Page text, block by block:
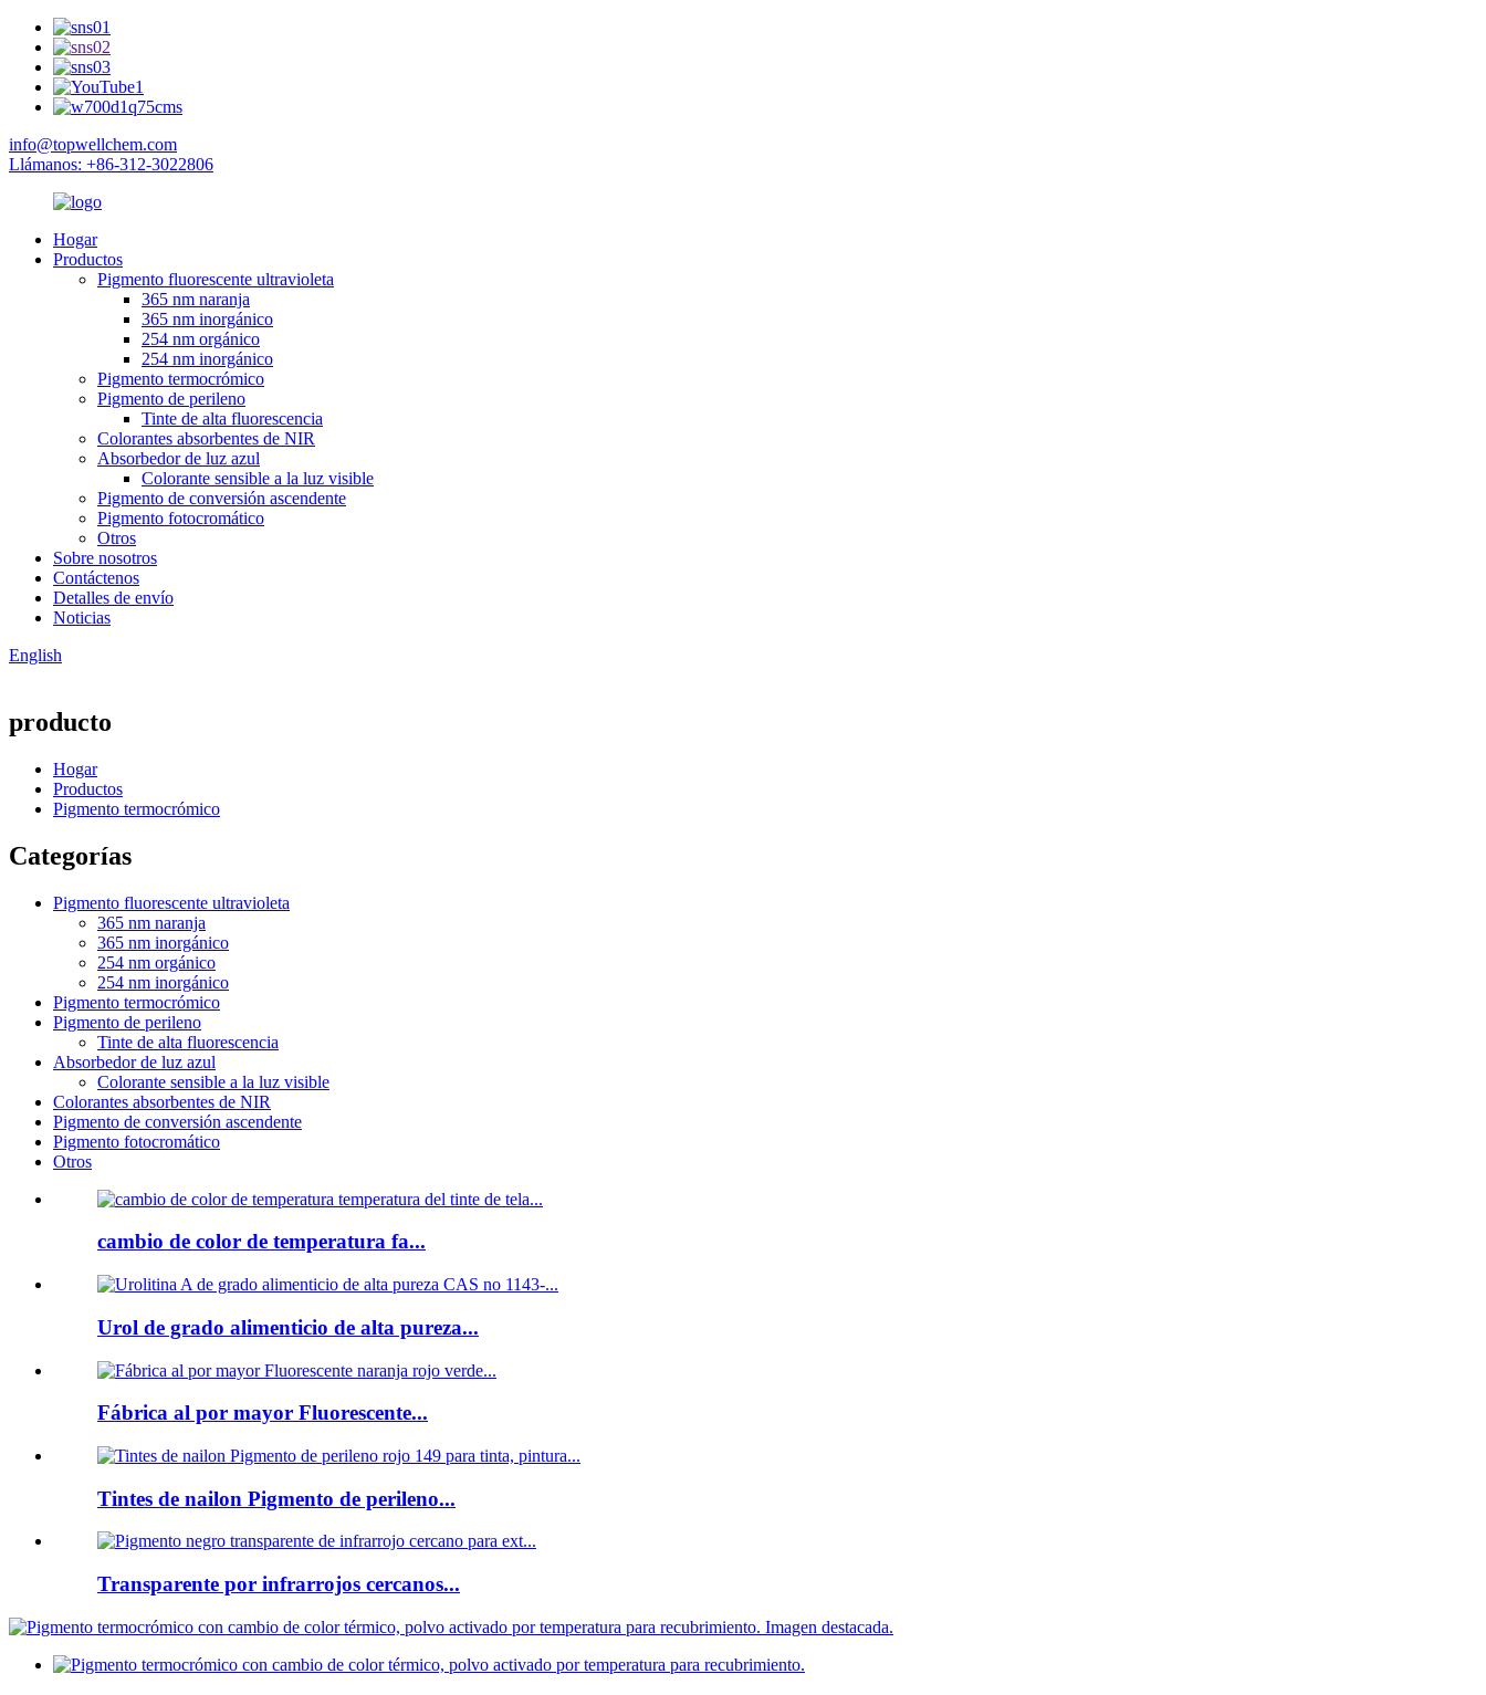
info@topwellchem.com
Llámanos: +86-312-3022806
Hogar
Productos
Pigmento fluorescente ultravioleta
365 nm naranja
365 nm inorgánico
254 nm orgánico
254 nm inorgánico
Pigmento termocrómico
Pigmento de perileno
Tinte de alta fluorescencia
Colorantes absorbentes de NIR
Absorbedor de luz azul
Colorante sensible a la luz visible
Pigmento de conversión ascendente
Pigmento fotocromático
Otros
Sobre nosotros
Contáctenos
Detalles de envío
Noticias
English
producto
Hogar
Productos
Pigmento termocrómico
Categorías
Pigmento fluorescente ultravioleta
365 nm naranja
365 nm inorgánico
254 nm orgánico
254 nm inorgánico
Pigmento termocrómico
Pigmento de perileno
Tinte de alta fluorescencia
Absorbedor de luz azul
Colorante sensible a la luz visible
Colorantes absorbentes de NIR
Pigmento de conversión ascendente
Pigmento fotocromático
Otros
cambio de color de temperatura fa...
Urol de grado alimenticio de alta pureza...
Fábrica al por mayor Fluorescente...
Tintes de nailon Pigmento de perileno...
Transparente por infrarrojos cercanos...